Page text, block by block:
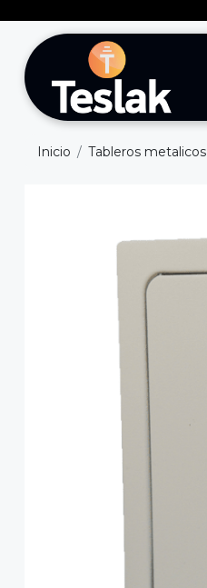
Inicio Tableros metalicos